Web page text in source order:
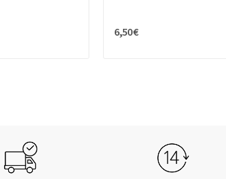
6,50 €